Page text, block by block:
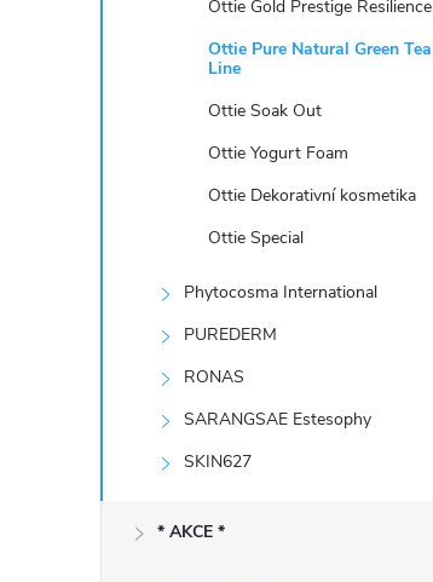
Ottie Gold Prestige Resilience
Ottie Pure Natural Green Tea
Line
Ottie Soak Out
Ottie Yogurt Foam
Ottie Dekorativní kosmetika
Ottie Special
Phytocosma International
PUREDERM
RONAS
SARANGSAE Estesophy
SKIN627
* AKCE *